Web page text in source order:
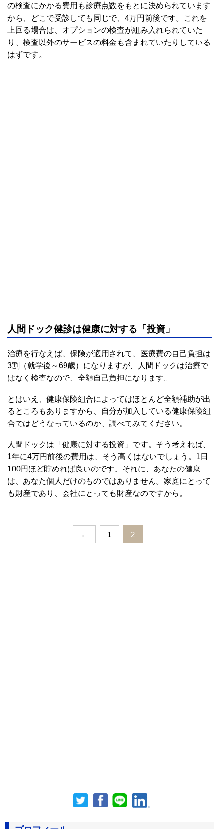
の検査にかかる費用も診療点数をもとに決められています
から、どこで受診しても同じで、4万円前後です。これを
上回る場合は、オプションの検査が組み入れられていた
り、検査以外のサービスの料金も含まれていたりしている
はずです。
人間ドック健診は健康に対する「投資」
治療を行なえば、保険が適用されて、医療費の自己負担は
3割（就学後～69歳）になりますが、人間ドックは治療で
はなく検査なので、全額自己負担になります。
とはいえ、健康保険組合によってはほとんど全額補助が出
るところもありますから、自分が加入している健康保険組
合ではどうなっているのか、調べてみてください。
人間ドックは「健康に対する投資」です。そう考えれば、
1年に4万円前後の費用は、そう高くはないでしょう。1日
100円ほど貯めれば良いのです。それに、あなたの健康
は、あなた個人だけのものではありません。家庭にとって
も財産であり、会社にとっても財産なのですから。
← 1 2